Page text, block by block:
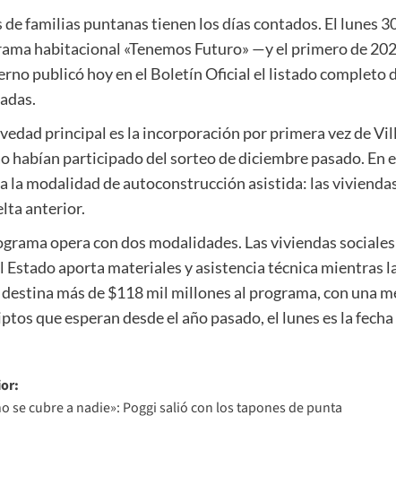
familias puntanas tienen los días contados. El lunes
habitacional «Tenemos Futuro» —y el primero de
publicó hoy en el Boletín Oficial el listado completo
principal es la incorporación por primera vez de
habían participado del sorteo de diciembre pasado. En
la modalidad de autoconstrucción asistida: las
anterior.
opera con dos modalidades. Las viviendas
Estado aporta materiales y asistencia técnica
más de $118 mil millones al programa, con una
que esperan desde el año pasado, el lunes es la
se cubre a nadie»: Poggi salió con los tapones de punta